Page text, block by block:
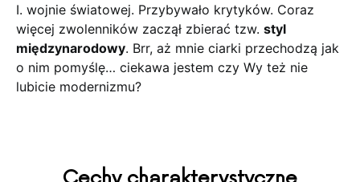
I. wojnie światowej. Przybywało krytyków. Coraz
więcej zwolenników zaczął zbierać tzw. styl
międzynarodowy. Brr, aż mnie ciarki przechodzą jak
o nim pomyślę… ciekawa jestem czy Wy też nie
lubicie modernizmu?